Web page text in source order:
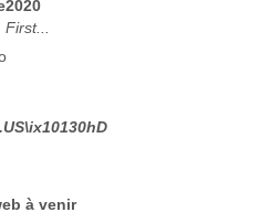
First...
à venir